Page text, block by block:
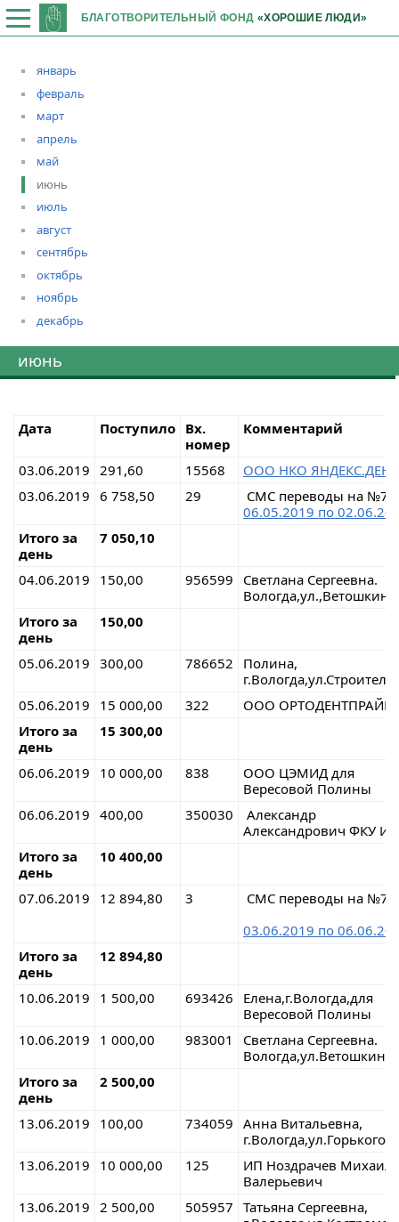
БЛАГОТВОРИТЕЛЬНЫЙ ФОНД «ХОРОШИЕ ЛЮДИ»
январь
февраль
март
апрель
май
июнь
июль
август
сентябрь
октябрь
ноябрь
декабрь
июнь
Дата Поступило
Вх.
номер
Комментарий
03.06.2019 291,60 15568
ООО НКО
03.06.2019 6 758,50 29
СМС переводы на
06.05.2019 по
Итого за
день
7 050,10
04.06.2019 150,00 956599
Светлана Сергеевна.
Вологда,ул.,Ветошкина
Итого за
день
150,00
05.06.2019 300,00 786652
Полина,
05.06.2019
15 000,00 322
ООО ОРТОДЕНТПРАЙМ
Итого за
день
15 300,00
06.06.2019 10 000,00 838
ООО ЦЭМИД для
Вересовой Полины
06.06.2019 400,00 350030
Александр
Александрович ФКУ
Итого за
день
10 400,00
07.06.2019 12 894,80 3
СМС переводы на
03.06.2019 по
Итого за
день
12 894,80
10.06.2019 1 500,00 693426
Елена,г.Вологда,для
Вересовой Полины
10.06.2019
1 000,00 983001
Светлана Сергеевна.
Вологда,ул.Ветошкина
Итого за
день
2 500,00
13.06.2019 100,00 734059 Анна Витальевна,
г.Вологда,ул.Горького
13.06.2019
10 000,00 125
ИП Ноздрачев Михаил
Валерьевич
13.06.2019
2 500,00 505957 Татьяна Сергеевна,